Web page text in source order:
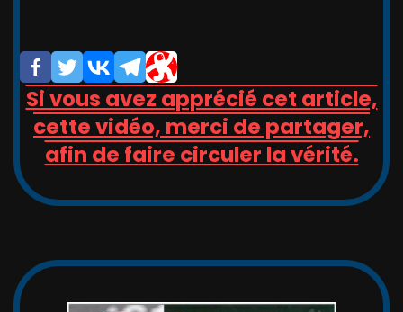
Si vous avez apprécié cet article,
cette vidéo, merci de partager,
afin de faire circuler la vérité.